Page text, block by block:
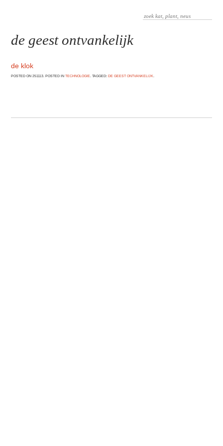
de geest ontvankelijk
de klok
POSTED ON 251113. POSTED INTECHNOLOGIE . TAGGED:DE GEEST ONTVANKELIJK